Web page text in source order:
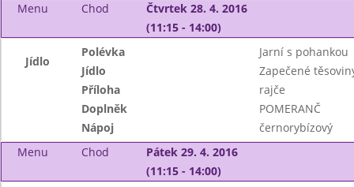
Menu
Chod
Čtvrtek 28. 4. 2016
(11:15 - 14:00)
Jídlo
Polévka
Jarní s pohankou
Jídlo
Zapečené
Příloha
rajče
Doplněk
POMERANČ
Nápoj
černorybízový
Menu
Chod
Pátek 29. 4. 2016
(11:15 - 14:00)